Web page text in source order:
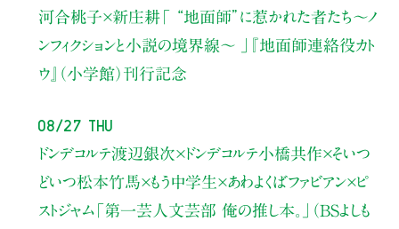
河合桃子×新庄耕「 “地面師”に惹かれた者たち〜ノ
ンフィクションと小説の境界線〜 」
『地面師連絡役カト
ウ』（小学館）刊行記念
08/27 Thu
ドンデコルテ渡辺銀次×ドンデコルテ小橋共作×そいつ
どいつ松本竹馬×もう中学生×あわよくばファビアン×ピ
ストジャム「第一芸人文芸部 俺の推し本。」（BSよしも